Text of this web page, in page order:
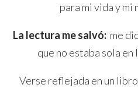
para mi vida y mi
La lectura me salvó: me
que no estaba sola
Verse reflejada en un